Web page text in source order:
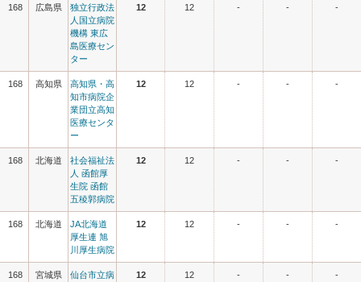
168 広島県
独立行政法
人国立病院
機構 東広
島医療セン
ター
12 12 - - -
168 高知県
高知県・高
知市病院企
業団立高知
医療センタ
ー
12 12 - - -
168 北海道
社会福祉法
人 函館厚
生院 函館
五稜郭病院
12 12 - - -
168 北海道
JA北海道
厚生連 旭
川厚生病院
12 12 - - -
168 宮城県
仙台市立病
12 12 - - -